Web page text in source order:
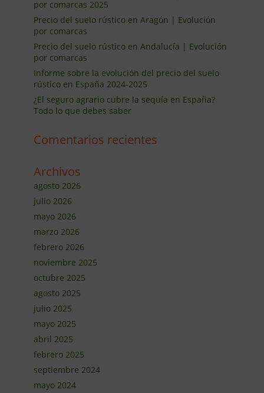
por comarcas 2025
Precio del suelo rústico en Aragón | Evolución
por comarcas
Precio del suelo rústico en Andalucía | Evolución
por comarcas
Informe sobre la evolución del precio del suelo
rústico en España 2024-2025
¿El seguro agrario cubre la sequía en España?
Todo lo que debes saber
Comentarios recientes
Archivos
agosto 2026
julio 2026
mayo 2026
marzo 2026
febrero 2026
noviembre 2025
octubre 2025
agosto 2025
julio 2025
mayo 2025
abril 2025
febrero 2025
septiembre 2024
mayo 2024